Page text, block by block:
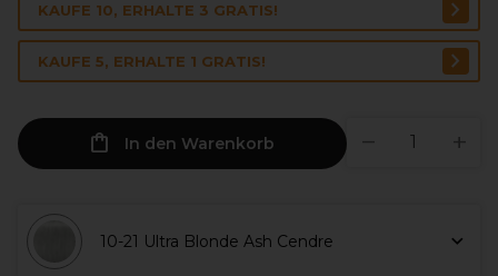
KAUFE 10, ERHALTE 3 GRATIS!
KAUFE 5, ERHALTE 1 GRATIS!
In den Warenkorb
10-21 Ultra Blonde Ash Cendre